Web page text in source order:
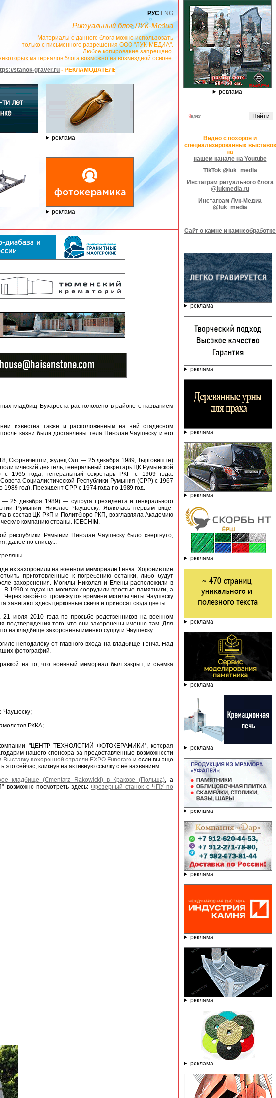
РУС ENG
Ритуальный блог ЛУК-Медиа
Материалы с данного блога можно использовать
только с письменного разрешения ООО "ЛУК-МЕДИА".
Любое копирование запрещено.
материалов блога возможно на возмездной основе.
ИП Павленко С.В. ИНН: 233008852896. Erid: 2SDnjeX37Dc ***ПО ФАВОРИТ
реклама
реклама
кладбищ Бухареста расположено в районе с названием
известна также и расположенным на ней стадионом
казни были доставлены тела Николае Чаушеску и его
Скорничешти, жудец Олт — 25 декабря 1989, Тырговиште)
деятель, генеральный секретарь ЦК Румынской
с 1965 года, генеральный секретарь РКП с 1969 года.
Совета Социалистической Республики Румыния (СРР) с 1967
год). Президент СРР с 1974 года по 1989 год.
25 декабря 1989) — супруга президента и генерального
Румынии Николае Чаушеску. Являлась первым вице-
в состав ЦК РКП и Политбюро РКП, возглавляла Академию
компанию страны, ICECHIM.
республики Румынии Николае Чаушеску было свергнуто,
далее по списку...
их захоронили на военном мемориале Генча. Хоронившие
приготовленные к погребению останки, либо будут
захоронения. Могилы Николая и Елены расположили в
В 1990-х годах на могилах соорудили простые памятники, а
Через какой-то промежуток времени могилы четы Чаушеску
зажигают здесь церковные свечи и приносят сюда цветы.
июля 2010 года по просьбе родственников на военном
подтверждения того, что они захоронены именно там. Для
на кладбище захоронены именно супруги Чаушеску.
неподалёку от главного входа на кладбище Генча. Над
фотографий.
на то, что военный мемориал был закрыт, и съемка
Чаушеску;
РККА;
компании "ЦЕНТР ТЕХНОЛОГИЙ ФОТОКЕРАМИКИ", которая
нашего спонсора за предоставленные возможности
Выставку похоронной отрасли EXPO Funerare и если вы еще
сейчас, кликнув на активную ссылку с её названием.
кладбище (Cmentarz Rakowicki) в Кракове (Польша), а
посмотреть здесь:Фрезерный станок с ЧПУ по
реклама
Видео с похорон и
специализированных выставок
на
нашем канале на Youtube
TikTok @luk_media
Инстаграм ритуального блога
@lukmedia.ru
Инстаграм Лук-Медиа
@luk_media
Сайт о камне и камнеобработке
реклама
реклама
реклама
реклама
реклама
реклама
реклама
реклама
реклама
реклама
реклама
реклама
реклама